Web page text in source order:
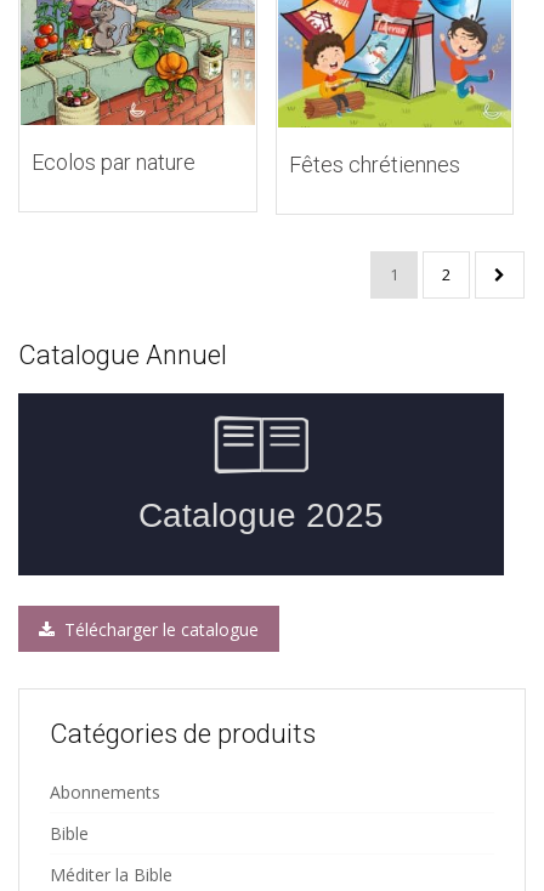
Ecolos par nature Fêtes chrétiennes
1 2
Catalogue Annuel
Télécharger le catalogue
Catégories de produits
Abonnements
Bible
Méditer la Bible